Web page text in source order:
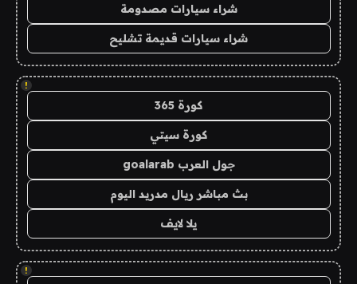
شراء سيارات مصدومة
شراء سيارات قديمة تشليح
!
كورة 365
كورة سيتي
جول العرب goalarab
بث مباشر ريال مدريد اليوم
يلا لايف
!